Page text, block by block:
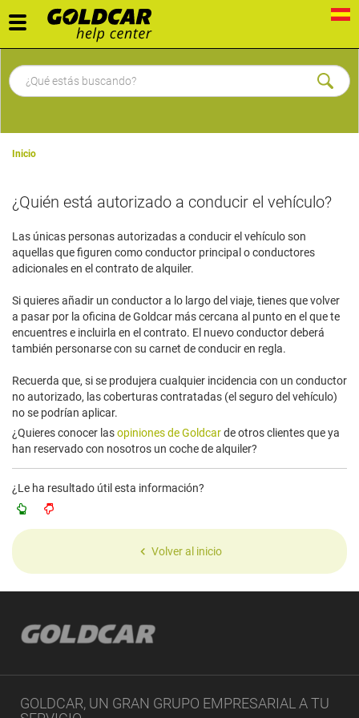
Toggle
navigation
Inicio
¿Quién está autorizado a conducir el vehículo?
Las únicas personas autorizadas a conducir el vehículo son
aquellas que figuren como conductor principal o conductores
adicionales en el contrato de alquiler.
Si quieres añadir un conductor a lo largo del viaje, tienes que volver
a pasar por la oficina de Goldcar más cercana al punto en el que te
encuentres e incluirla en el contrato. El nuevo conductor deberá
también personarse con su carnet de conducir en regla.
Recuerda que, si se produjera cualquier incidencia con un conductor
no autorizado, las coberturas contratadas (el seguro del vehículo)
no se podrían aplicar.
¿Quieres conocer lasopiniones de Goldcarde otros clientes que ya
han reservado con nosotros un coche de alquiler?
¿Le ha resultado útil esta información?
Volver al inicio
GOLDCAR, UN GRAN GRUPO EMPRESARIAL A TU